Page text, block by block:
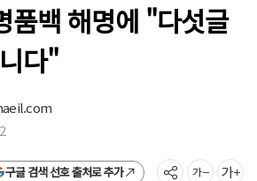
품백 해명에 "다섯글
다"
구글 검색 선호 출처로 추가